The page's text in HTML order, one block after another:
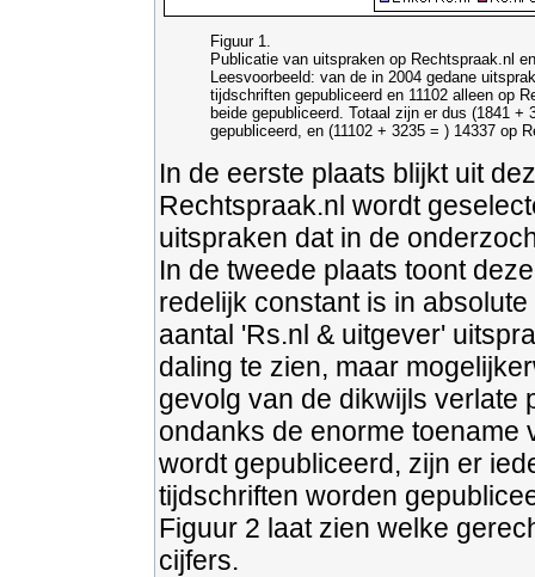
Figuur 1.
Publicatie van uitspraken op Rechtspraak.nl
Leesvoorbeeld: van de in 2004 gedane
tijdschriften gepubliceerd en 11102 alleen op
beide gepubliceerd. Totaal zijn er dus (1841
gepubliceerd, en (11102 + 3235 = ) 14337 op
In de eerste plaats blijkt uit
Rechtspraak.nl wordt
uitspraken dat in de
In de tweede plaats toont
redelijk constant is in
aantal 'Rs.nl & uitgever'
daling te zien, maar
gevolg van de dikwijls verlate
ondanks de enorme toename
wordt gepubliceerd, zijn er
tijdschriften worden
Figuur 2 laat zien welke
cijfers.